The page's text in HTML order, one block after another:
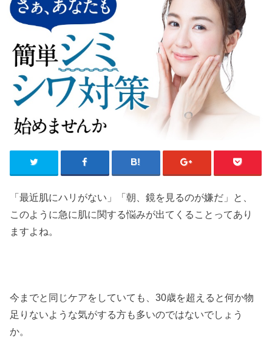
「最近肌にハリがない」「朝、鏡を見るのが嫌だ」と、
このように急に肌に関する悩みが出てくることってあり
ますよね。
今までと同じケアをしていても、30歳を超えると何か物
足りないような気がする方も多いのではないでしょう
か。